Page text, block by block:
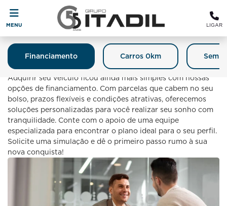
MENU LIGAR
Carros 0km
Financiamento
Financiamento
Adquirir seu veículo ficou ainda mais simples com nossas
opções de financiamento. Com parcelas que cabem no seu
bolso, prazos flexíveis e condições atrativas, oferecemos
soluções personalizadas para você realizar seu sonho com
tranquilidade. Conte com o apoio de uma equipe
especializada para encontrar o plano ideal para o seu perfil.
Solicite uma simulação e dê o primeiro passo rumo à sua
nova conquista!